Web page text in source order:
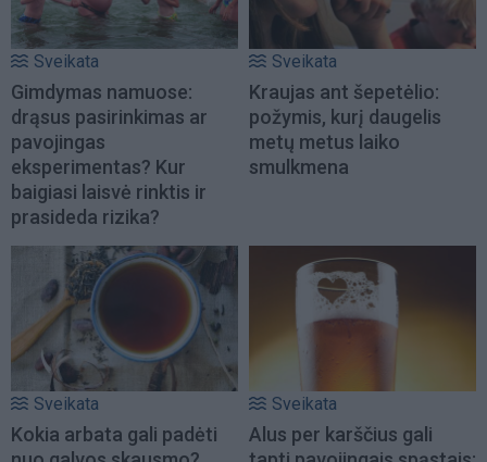
Sveikata
Gimdymas namuose:
drąsus pasirinkimas ar
pavojingas
eksperimentas? Kur
baigiasi laisvė rinktis ir
prasideda rizika?
Sveikata
Kraujas ant šepetėlio:
požymis, kurį daugelis
metų metus laiko
smulkmena
Sveikata
Kokia arbata gali padėti
Sveikata
Alus per karščius gali